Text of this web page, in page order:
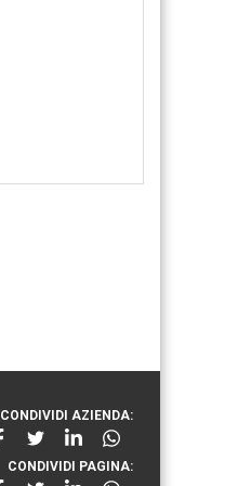
CONDIVIDI AZIENDA:
CONDIVIDI PAGINA: